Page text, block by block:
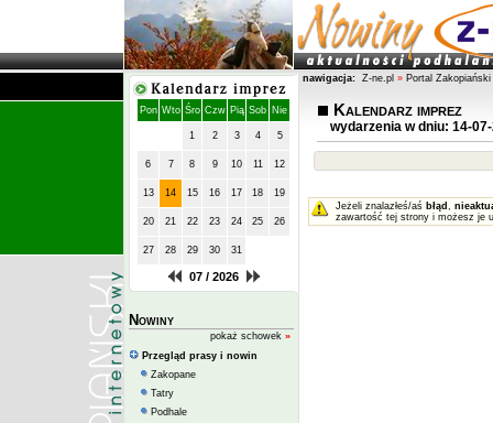
Pon Wto Śro Czw Pią Sob Nie
1 2 3 4 5
6 7 8 9 10 11 12
13 14 15 16 17 18 19
20 21 22 23 24 25 26
27 28 29 30 31
07 / 2026
Nowiny
pokaż schowek »
Przegląd prasy i nowin
Zakopane
Tatry
Podhale
nawigacja: Z-ne.pl » Portal Zakopiański
Kalendarz imprez
wydarzenia w dniu: 14-
Jeżeli znalazłeś/aś błąd ,
zawartość tej strony i możesz je